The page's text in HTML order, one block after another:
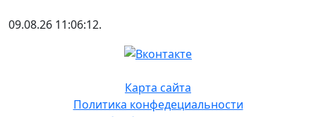
09.08.26 11:06:12.
Карта сайта
Политика конфедециальности